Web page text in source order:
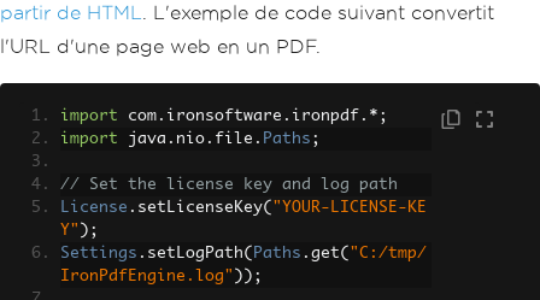
partir de HTML
. L'exemple de code suivant convertit
l'URL d'une page web en un PDF.
import com . ironsoftware . ironpdf .*;
import java . nio . file . Paths ;
// Set the license key and log path
License . setLicenseKey( "YOUR-LICENSE-KE
Y" );
Settings . setLogPath( Paths . get( "C:/tmp/
IronPdfEngine.log" ));